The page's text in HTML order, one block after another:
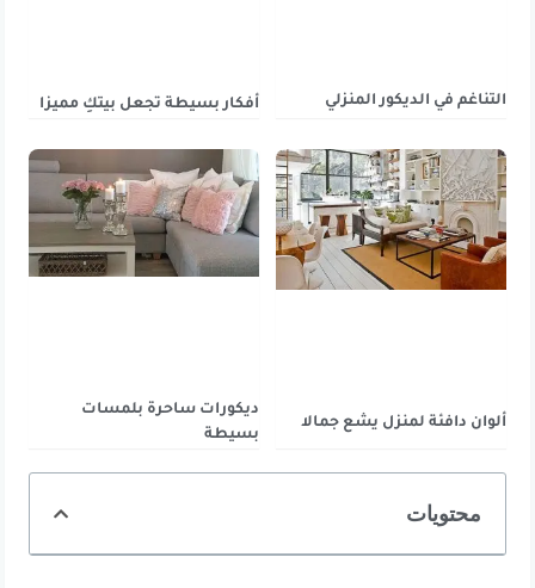
التناغم في الديكور المنزلي أفكار بسيطة تجعل بيتكِ مميزا
ألوان دافئة لمنزل يشع جمالا
ديكورات ساحرة بلمسات
بسيطة
محتويات